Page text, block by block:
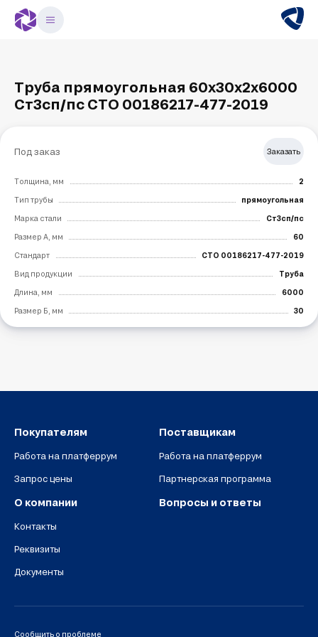
Труба прямоугольная 60х30х2х6000
Ст3сп/пс СТО 00186217-477-2019
Под заказ Заказать
Толщина, мм 2
Тип трубы прямоугольная
Марка стали Ст3сп/пс
Размер А, мм 60
Стандарт СТО 00186217-477-2019
Вид продукции Труба
Длина, мм 6000
Размер Б, мм 30
Покупателям
Работа на платферрум
Запрос цены
Поставщикам
Работа на платферрум
Партнерская программа
О компании
Контакты
Реквизиты
Документы
Вопросы и ответы
Сообщить о проблеме